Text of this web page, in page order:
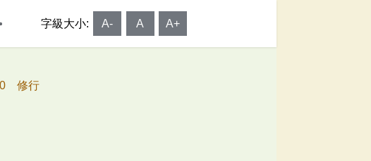
字級大小: A- A A+
修行